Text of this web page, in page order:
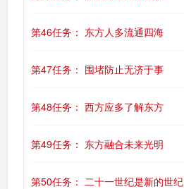
第46任务： 东方人多流通四海
第47任务： 围堵防止无济于事
第48任务： 西方应多了解东方
第49任务： 东方融合未来光明
第50任务： 二十一世纪是新的世纪